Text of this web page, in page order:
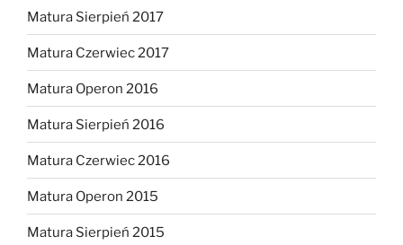
Matura Sierpień 2017
Matura Czerwiec 2017
Matura Operon 2016
Matura Sierpień 2016
Matura Czerwiec 2016
Matura Operon 2015
Matura Sierpień 2015